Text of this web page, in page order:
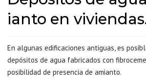
ianto en
En algunas edificaciones antiguas, es
depósitos de agua fabricados con
posibilidad de presencia de amianto.